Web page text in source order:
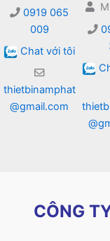
0919 065
009
Chat với tôi
thietbinamphat
@gmail.com
CÔNG